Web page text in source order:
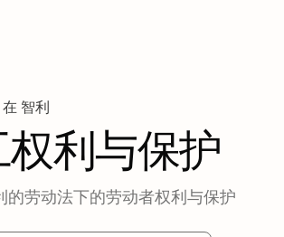
智利
权利与保护
的劳动法下的劳动者权利与保护